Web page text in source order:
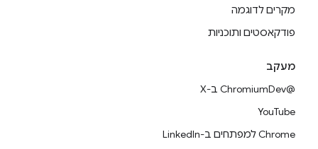
מקרים לדוגמה
פודקאסטים ותוכניות
מעקב
@ChromiumDev ב-X
YouTube
Chrome למפתחים ב-LinkedIn